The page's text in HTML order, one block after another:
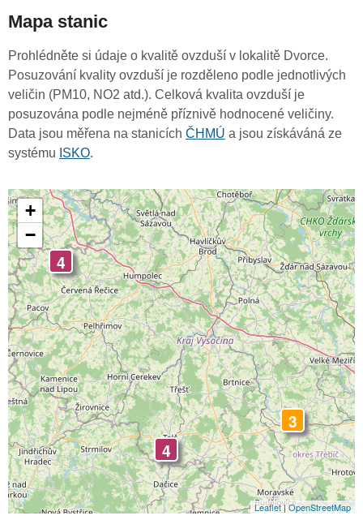
Mapa stanic
Prohlédněte si údaje o kvalitě ovzduší v lokalitě Dvorce.
Posuzování kvality ovzduší je rozděleno podle jednotlivých
veličin (PM10, NO2 atd.). Celková kvalita ovzduší je
posuzována podle nejméně příznivě hodnocené veličiny.
Data jsou měřena na stanicích ČHMÚ a jsou získáváná ze
systému ISKO.
3
4
4
+
−
Leaflet|OpenStreetMap